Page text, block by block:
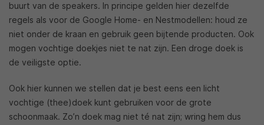
buurt van de speakers. In principe gelden hier dezelfde
regels als voor de Google Home- en Nestmodellen: houd ze
niet onder de kraan en gebruik geen bijtende producten. Ook
mogen vochtige doekjes niet te nat zijn. Een droge doek is
de veiligste optie.
Ook hier kunnen we stellen dat je best eens een licht
vochtige (thee)doek kunt gebruiken voor de grote
schoonmaak. Zo’n doek mag niet té nat zijn; wring hem dus